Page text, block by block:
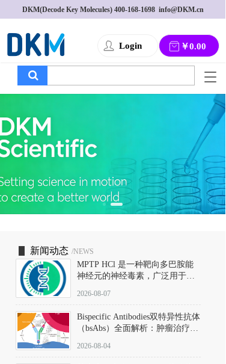
DKM(Decode Key Molecules) 400-168-1698
  info@DKM.cn
Login ￥0.00
T
g
g
l
a
v
i
g
a
新闻动态 /NEWS
MPTP HCl 是一种靶向多巴胺能
神经元的神经毒素，广泛用于构
以盐酸盐形式存在，可触发线粒
体介导的神经元凋亡。其经典应
用即为选择性损毁中脑黑质致密
部多巴胺能神经元，从而可靠模
拟帕金森病的核心病理与行为表
2026-08-07
Bispecific Antibodies双特异性抗体
（bsAbs）全面解析：肿瘤治疗的
2026-08-04